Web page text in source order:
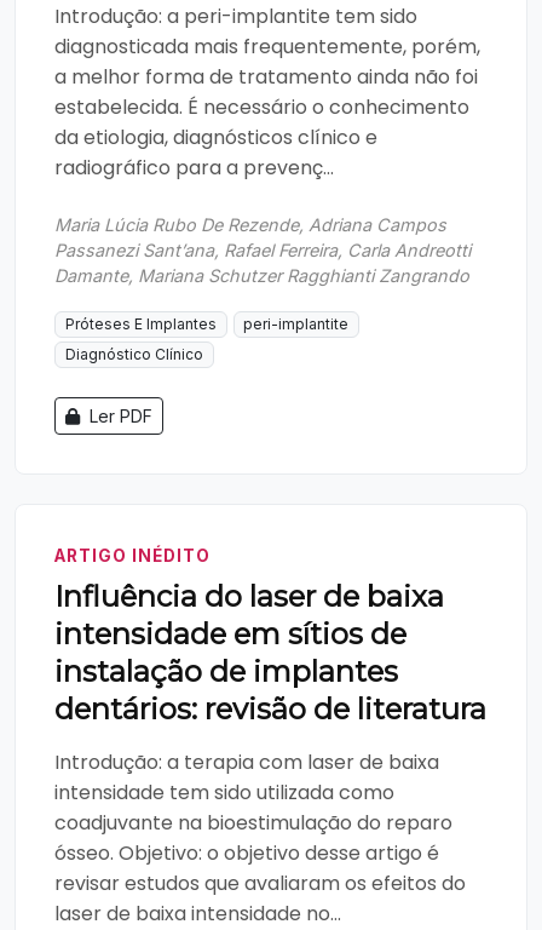
Introdução: a peri-implantite tem sido
diagnosticada mais frequentemente, porém,
a melhor forma de tratamento ainda não foi
estabelecida. É necessário o conhecimento
da etiologia, diagnósticos clínico e
radiográfico para a prevenç...
Maria Lúcia Rubo De Rezende, Adriana Campos
Passanezi Sant’ana, Rafael Ferreira, Carla Andreotti
Damante, Mariana Schutzer Ragghianti Zangrando
Próteses E Implantes
peri-implantite
Diagnóstico Clínico
Ler PDF
ARTIGO INÉDITO
Influência do laser de baixa
intensidade em sítios de
instalação de implantes
dentários: revisão de literatura
Introdução: a terapia com laser de baixa
intensidade tem sido utilizada como
coadjuvante na bioestimulação do reparo
ósseo. Objetivo: o objetivo desse artigo é
revisar estudos que avaliaram os efeitos do
laser de baixa intensidade no...